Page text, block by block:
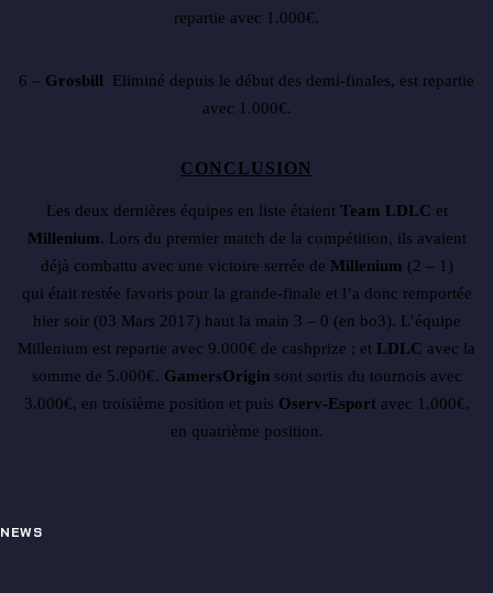
repartie avec 1.000€.
6 – Grosbill
Eliminé depuis le début des demi-finales, est repartie
avec 1.000€.
CONCLUSION
Les deux dernières équipes en liste étaient Team LDLC et
Millenium. Lors du premier match de la compétition, ils avaient
déjà combattu avec une victoire serrée de Millenium (2 – 1)
qui était restée favoris pour la grande-finale et l’a donc remportée
hier soir (03 Mars 2017) haut la main 3 – 0 (en bo3). L’équipe
Millenium est repartie avec 9.000€ de cashprize ; et LDLC avec la
somme de 5.000€. GamersOrigin sont sortis du tournois avec
3.000€, en troisième position et puis Oserv-Esport avec 1.000€,
en quatrième position.
NEWS